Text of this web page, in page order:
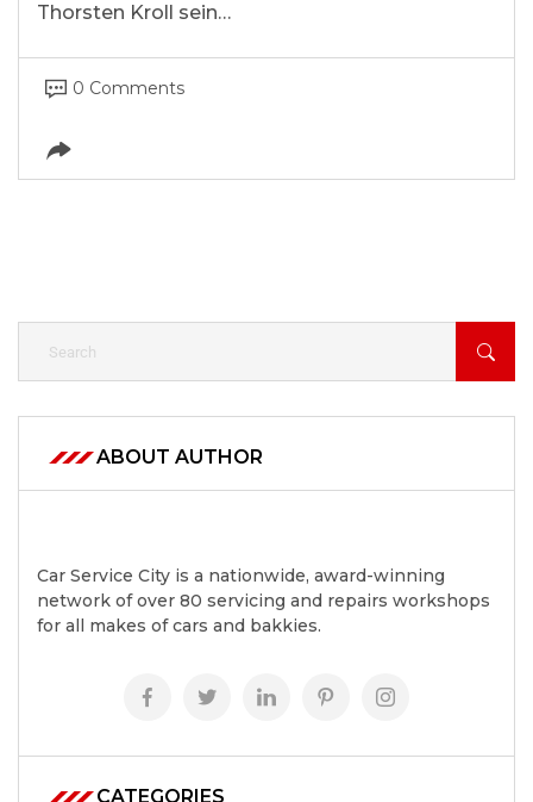
Thorsten Kroll sein…
0 Comments
ABOUT AUTHOR
Car Service City is a nationwide, award-winning
network of over 80 servicing and repairs workshops
for all makes of cars and bakkies.
CATEGORIES